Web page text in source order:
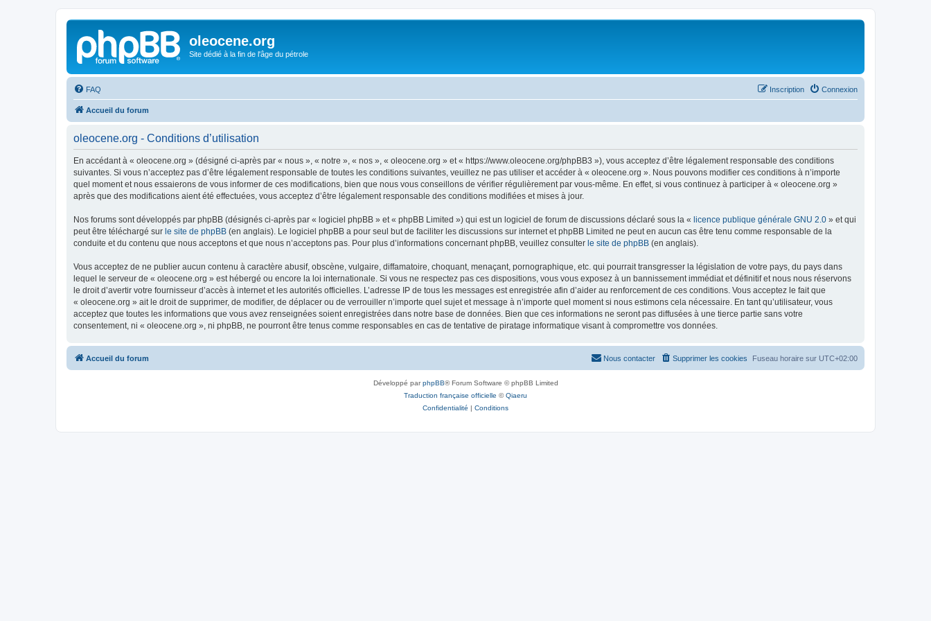
oleocene.org
Site dédié à la fin de l'âge du pétrole
FAQ Connexion
Inscription
Accueil du forum
oleocene.org - Conditions d’utilisation
En accédant à « oleocene.org » (désigné ci-après par « nous », « notre », « nos », « oleocene.org » et « https://www.oleocene.org/phpBB3 »), vous acceptez d’être légalement responsable des conditions
suivantes. Si vous n’acceptez pas d’être légalement responsable de toutes les conditions suivantes, veuillez ne pas utiliser et accéder à « oleocene.org ». Nous pouvons modifier ces conditions à n’importe
quel moment et nous essaierons de vous informer de ces modifications, bien que nous vous conseillons de vérifier régulièrement par vous-même. En effet, si vous continuez à participer à « oleocene.org »
après que des modifications aient été effectuées, vous acceptez d’être légalement responsable des conditions modifiées et mises à jour.
Nos forums sont développés par phpBB (désignés ci-après par « logiciel phpBB » et « phpBB Limited ») qui est un logiciel de forum de discussions déclaré sous la « licence publique générale GNU 2.0 » et qui
peut être téléchargé sur le site de phpBB (en anglais). Le logiciel phpBB a pour seul but de faciliter les discussions sur internet et phpBB Limited ne peut en aucun cas être tenu comme responsable de la
conduite et du contenu que nous acceptons et que nous n’acceptons pas. Pour plus d’informations concernant phpBB, veuillez consulter le site de phpBB (en anglais).
Vous acceptez de ne publier aucun contenu à caractère abusif, obscène, vulgaire, diffamatoire, choquant, menaçant, pornographique, etc. qui pourrait transgresser la législation de votre pays, du pays dans
lequel le serveur de « oleocene.org » est hébergé ou encore la loi internationale. Si vous ne respectez pas ces dispositions, vous vous exposez à un bannissement immédiat et définitif et nous nous réservons
le droit d’avertir votre fournisseur d’accès à internet et les autorités officielles. L’adresse IP de tous les messages est enregistrée afin d’aider au renforcement de ces conditions. Vous acceptez le fait que
« oleocene.org » ait le droit de supprimer, de modifier, de déplacer ou de verrouiller n’importe quel sujet et message à n’importe quel moment si nous estimons cela nécessaire. En tant qu’utilisateur, vous
acceptez que toutes les informations que vous avez renseignées soient enregistrées dans notre base de données. Bien que ces informations ne seront pas diffusées à une tierce partie sans votre
consentement, ni « oleocene.org », ni phpBB, ne pourront être tenus comme responsables en cas de tentative de piratage informatique visant à compromettre vos données.
Accueil du forum Fuseau horaire sur UTC+02:00
Supprimer les cookies
Nous contacter
Développé parphpBB® Forum Software © phpBB Limited
Traduction française officielle ©Qiaeru
Confidentialité | Conditions